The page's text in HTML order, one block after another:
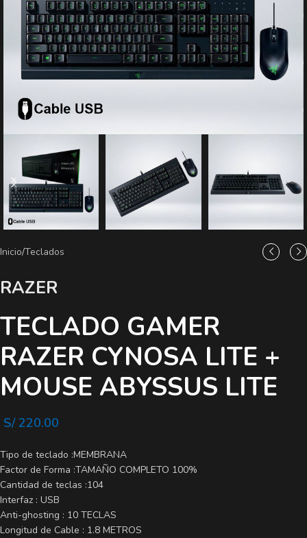
Inicio/Teclados
RAZER
TECLADO GAMER
RAZER CYNOSA LITE +
MOUSE ABYSSUS LITE
S/220.00
Tipo de teclado :MEMBRANA
Factor de Forma :TAMAÑO COMPLETO 100%
Cantidad de teclas :104
Interfaz : USB
Anti-ghosting : 10 TECLAS
Longitud de Cable : 1.8 METROS